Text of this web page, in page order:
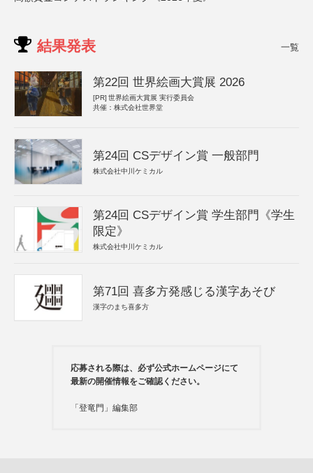
結果発表 一覧
第22回 世界絵画大賞展 2026
[PR] 世界絵画大賞展 実行委員会
共催：株式会社世界堂
第24回 CSデザイン賞 一般部門
株式会社中川ケミカル
第24回 CSデザイン賞 学生部門《学生
限定》
株式会社中川ケミカル
第71回 喜多方発感じる漢字あそび
漢字のまち喜多方
応募される際は、必ず公式ホームページにて
最新の開催情報をご確認ください。
「登竜門」編集部